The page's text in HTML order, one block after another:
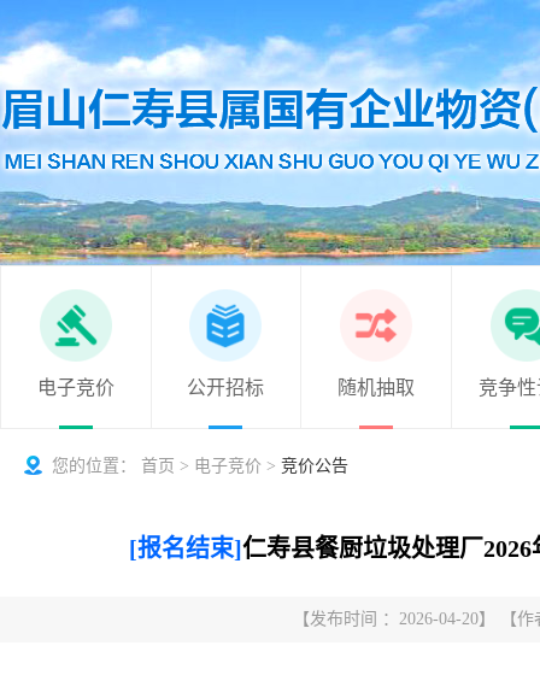
电子竞价 公开招标 随机抽取 竞争
您的位置： 首页 > 电子竞价 > 竞价公告
[报名结束]仁寿县餐厨垃圾处理厂
【发布时间 ：2026-04-20】 【